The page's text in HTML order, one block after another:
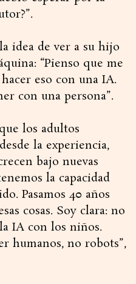
idea de ver a su hijo
“Pienso que me
eso con una IA.
con una persona”.
los adultos
la experiencia,
bajo nuevas
la capacidad
Pasamos 40 años
cosas. Soy clara: no
IA con los niños.
humanos, no robots”,